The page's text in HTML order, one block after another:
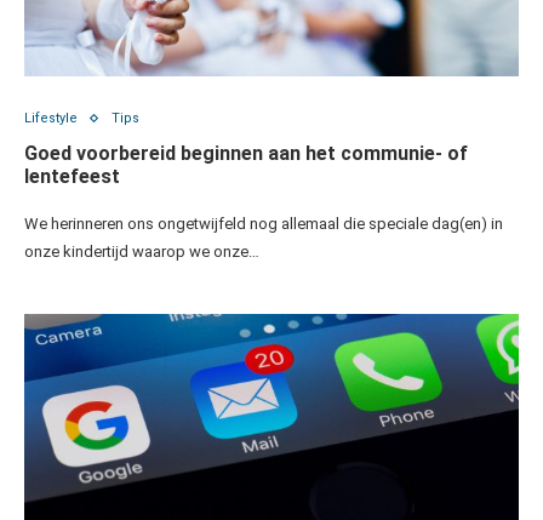
Lifestyle Tips
Goed voorbereid beginnen aan het communie- of
lentefeest
We herinneren ons ongetwijfeld nog allemaal die speciale dag(en) in
onze kindertijd waarop we onze…